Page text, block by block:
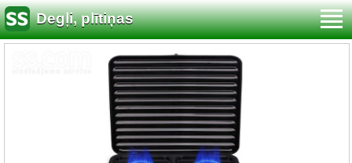
Degļi, plītiņas